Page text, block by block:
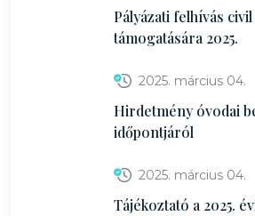
Pályázati felhívás
támogatására 2025.
2025. március 04.
Hirdetmény óvodai
időpontjáról
2025. március 04.
Tájékoztató a 2025.